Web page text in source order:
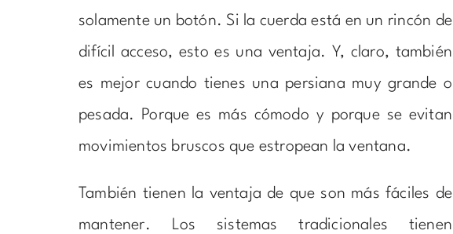
solamente un botón. Si la cuerda está en un rincón de
difícil acceso, esto es una ventaja. Y, claro, también
es mejor cuando tienes una persiana muy grande o
pesada. Porque es más cómodo y porque se evitan
movimientos bruscos que estropean la ventana.
También tienen la ventaja de que son más fáciles de
mantener. Los sistemas tradicionales tienen